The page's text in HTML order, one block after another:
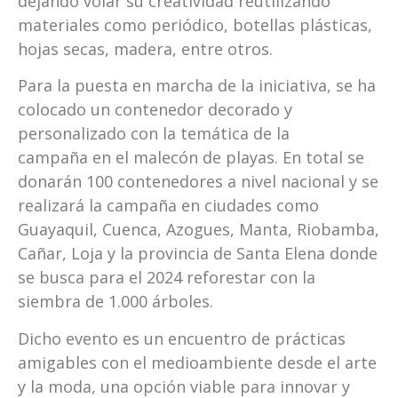
materiales como periódico, botellas plásticas,
hojas secas, madera, entre otros.
Para la puesta en marcha de la iniciativa, se ha
colocado un contenedor decorado y
personalizado con la temática de la
campaña en el malecón de playas. En total se
donarán 100 contenedores a nivel nacional y se
realizará la campaña en ciudades como
Guayaquil, Cuenca, Azogues, Manta, Riobamba,
Cañar, Loja y la provincia de Santa Elena donde
se busca para el 2024 reforestar con la
siembra de 1.000 árboles.
Dicho evento es un encuentro de prácticas
amigables con el medioambiente desde el arte
y la moda, una opción viable para innovar y